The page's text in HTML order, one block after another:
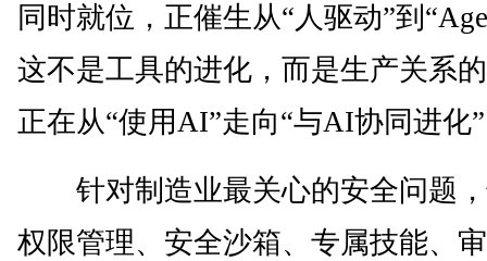
同时就位，正催生从“人驱动”到
这不是工具的进化，而是生产关系
正在从“使用AI”走向“与AI协同进化
针对制造业最关心的安全问题，
权限管理、安全沙箱、专属技能、